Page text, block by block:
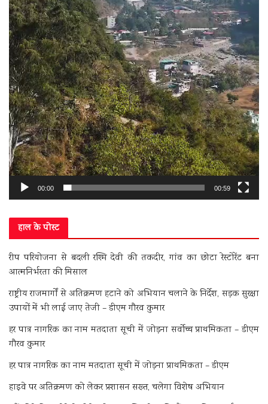
00:00 00:59
हाल के पोस्ट
रीप परियोजना से बदली रश्मि देवी की तकदीर, गांव का छोटा रेस्टोरेंट बना
आत्मनिर्भरता की मिसाल
राष्ट्रीय राजमार्गों से अतिक्रमण हटाने को अभियान चलाने के निर्देश, सड़क सुरक्षा
उपायों में भी लाई जाए तेजी – डीएम गौरव कुमार
हर पात्र नागरिक का नाम मतदाता सूची में जोड़ना सर्वोच्च प्राथमिकता – डीएम
गौरव कुमार
हर पात्र नागरिक का नाम मतदाता सूची में जोड़ना प्राथमिकता – डीएम
हाइवे पर अतिक्रमण को लेकर प्रशासन सख्त, चलेगा विशेष अभियान